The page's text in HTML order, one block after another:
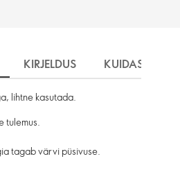
KIRJELDUS KUIDAS
lihtne kasutada.
tulemus.
tagab värvi püsivuse.